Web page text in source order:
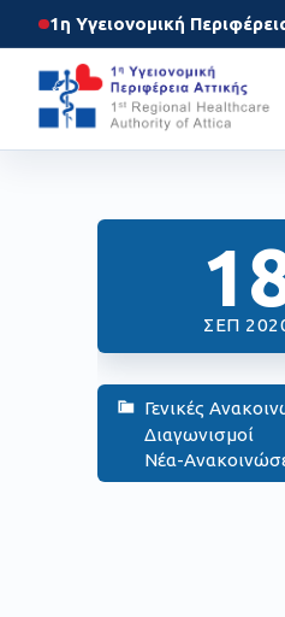
1η Υγειονομική
ΣΕΠ
Γενικές
Διαγωνισμοί
Νέα-